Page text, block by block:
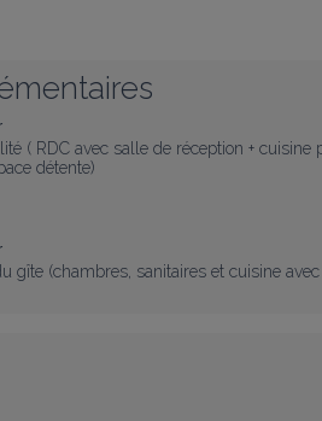
( RDC avec salle de réception + cuisine
détente)
gîte (chambres, sanitaires et cuisine